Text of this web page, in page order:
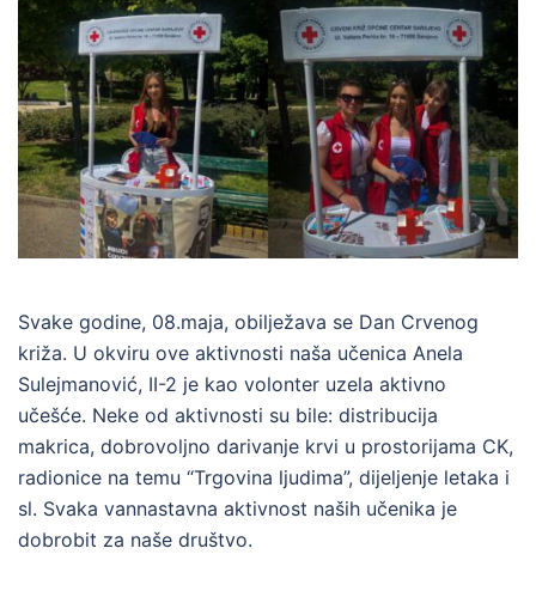
Svake godine, 08.maja, obilježava se Dan Crvenog
križa. U okviru ove aktivnosti naša učenica Anela
Sulejmanović, II-2 je kao volonter uzela aktivno
učešće. Neke od aktivnosti su bile: distribucija
makrica, dobrovoljno darivanje krvi u prostorijama CK,
radionice na temu “Trgovina ljudima”, dijeljenje letaka i
sl. Svaka vannastavna aktivnost naših učenika je
dobrobit za naše društvo.